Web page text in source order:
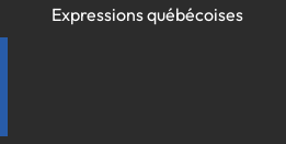
Expressions québécoises